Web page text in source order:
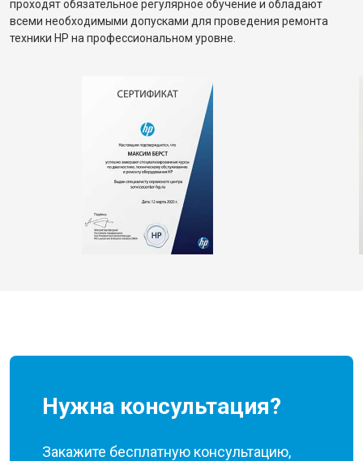
проходят обязательное регулярное обучение и обладают
всеми необходимыми допусками для проведения ремонта
техники HP на профессиональном уровне.
Нужна консультация?
Закажите бесплатную консультацию,